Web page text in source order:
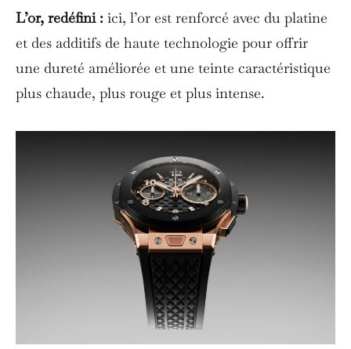
L’or, redéfini : ici, l’or est renforcé avec du platine
et des additifs de haute technologie pour offrir
une dureté améliorée et une teinte caractéristique
plus chaude, plus rouge et plus intense.